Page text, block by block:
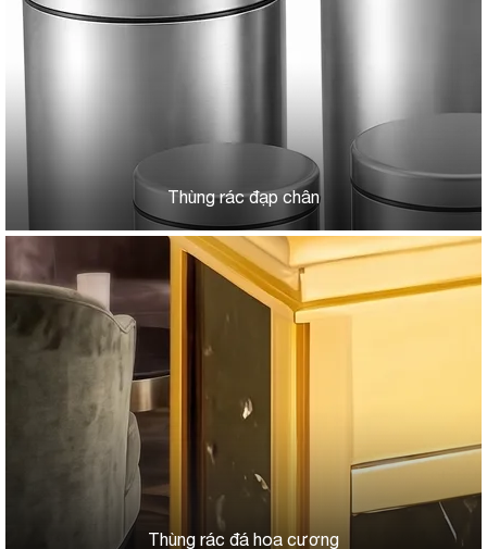
Thùng rác đạp chân
Thùng rác đá hoa cương